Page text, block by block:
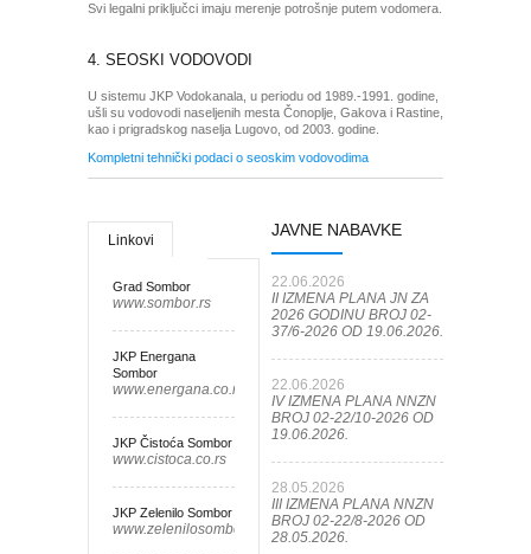
Svi legalni priključci imaju merenje potrošnje putem vodomera.
4. SEOSKI VODOVODI
U sistemu JKP Vodokanala, u periodu od 1989.-1991. godine,
ušli su vodovodi naseljenih mesta Čonoplje, Gakova i Rastine,
kao i prigradskog naselja Lugovo, od 2003. godine.
Kompletni tehnički podaci o seoskim vodovodima
Linkovi
Grad Sombor
www.sombor.rs
JKP Energana
Sombor
www.energana.co.rs
JKP Čistoća Sombor
www.cistoca.co.rs
JKP Zelenilo Sombor
www.zelenilosombor.co.rs
JAVNE NABAVKE
22.06.2026
II IZMENA PLANA JN ZA
2026 GODINU BROJ 02-
37/6-2026 OD 19.06.2026.
22.06.2026
IV IZMENA PLANA NNZN
BROJ 02-22/10-2026 OD
19.06.2026.
28.05.2026
III IZMENA PLANA NNZN
BROJ 02-22/8-2026 OD
28.05.2026.